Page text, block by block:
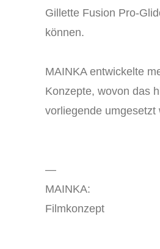
Gillette Fusion Pro-
können.
MAINKA entwickelte
Konzepte, wovon das
vorliegende umgesetzt
—
MAINKA:
Filmkonzept